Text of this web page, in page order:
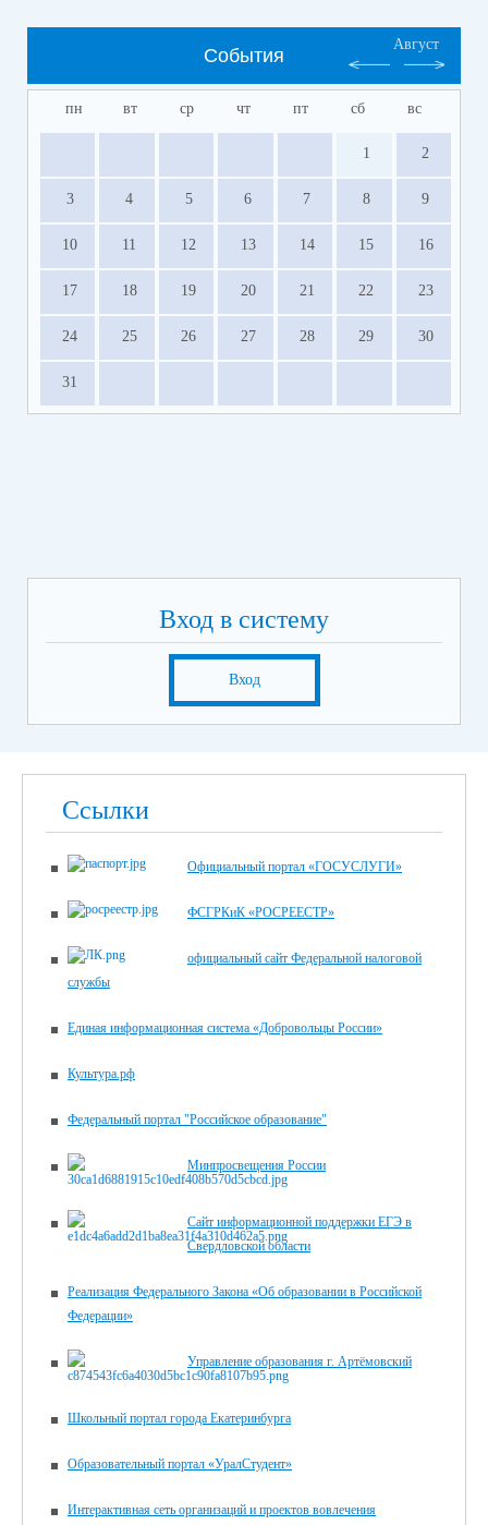
События
Август
пн вт ср чт пт сб вс
1 2
3 4 5 6 7 8 9
10 11 12 13 14 15 16
17 18 19 20 21 22 23
24 25 26 27 28 29 30
31
Вход в систему
Вход
Ссылки
Официальный портал «ГОСУСЛУГИ»
ФСГРКиК «РОСРЕЕСТР»
официальный сайт Федеральной налоговой
службы
Единая информационная система «Добровольцы России»
Культура.рф
Федеральный портал "Российское образование"
Минпросвещения России
Сайт информационной поддержки ЕГЭ в
Свердловской области
Реализация Федерального Закона «Об образовании в Российской
Федерации»
Управление образования г. Артёмовский
Школьный портал города Екатеринбурга
Образовательный портал «УралСтудент»
Интерактивная сеть организаций и проектов вовлечения